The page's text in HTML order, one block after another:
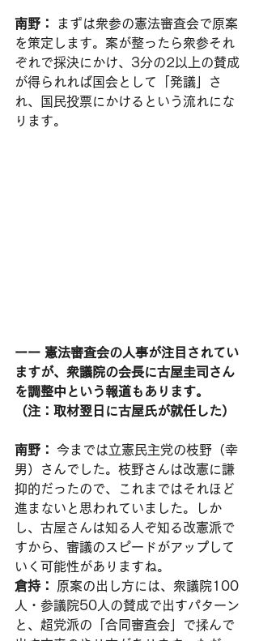
南野：
まずは衆参の憲法審査会で原案
を策定します。案が整ったら衆参それ
ぞれで採決にかけ、3分の2以上の賛成
が得られれば国会として「発議」さ
れ、国民投票にかけるという流れにな
ります。
ーー 憲法審査会の人事が注目されてい
ますが、衆議院の会長に古屋圭司さん
を調整中という報道もあります。
（注：取材翌日に古屋氏が就任した）
南野：
今までは立憲民主党の枝野（幸
男）さんでした。枝野さんは改憲に謙
抑的だったので、これまではそれほど
進まないと思われていました。しか
し、古屋さんは知る人ぞ知る改憲派で
すから、審議のスピードがアップして
いく可能性がありますね。
倉持：
原案の出し方には、衆議院100
人・参議院50人の賛成で出すパターン
と、超党派の「合同審査会」で揉んで